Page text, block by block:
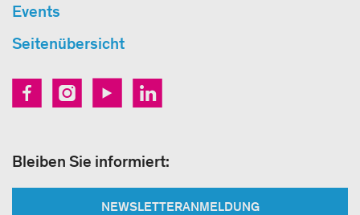
Events
Seitenübersicht
Bleiben Sie informiert:
NEWSLETTERANMELDUNG